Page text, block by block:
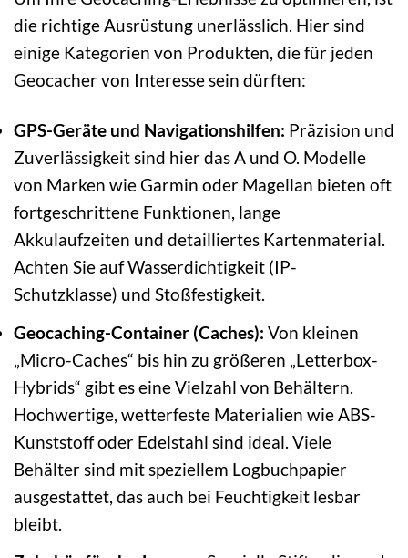
die richtige Ausrüstung unerlässlich. Hier sind
einige Kategorien von Produkten, die für jeden
Geocacher von Interesse sein dürften:
GPS-Geräte und Navigationshilfen: Präzision und
Zuverlässigkeit sind hier das A und O. Modelle
von Marken wie Garmin oder Magellan bieten oft
fortgeschrittene Funktionen, lange
Akkulaufzeiten und detailliertes Kartenmaterial.
Achten Sie auf Wasserdichtigkeit (IP-
Schutzklasse) und Stoßfestigkeit.
Geocaching-Container (Caches): Von kleinen
„Micro-Caches“ bis hin zu größeren „Letterbox-
Hybrids“ gibt es eine Vielzahl von Behältern.
Hochwertige, wetterfeste Materialien wie ABS-
Kunststoff oder Edelstahl sind ideal. Viele
Behälter sind mit speziellem Logbuchpapier
ausgestattet, das auch bei Feuchtigkeit lesbar
bleibt.